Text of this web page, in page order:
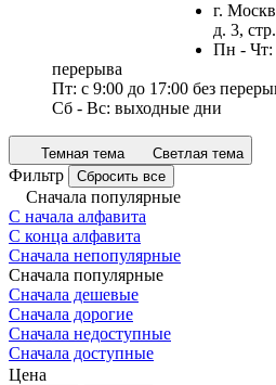
г.
д. 3,
Пн - Чт:
перерыва
Пт: с 9:00 до 17:00 без
Сб - Вс: выходные дни
Темная тема Светлая тема
Фильтр Сбросить все
Сначала популярные
С начала алфавита
С конца алфавита
Сначала непопулярные
Сначала популярные
Сначала дешевые
Сначала дорогие
Сначала недоступные
Сначала доступные
Цена